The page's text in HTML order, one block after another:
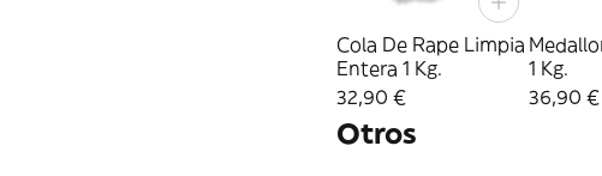
Cola De Rape Limpia
Entera 1 Kg.
32,90 €
1 Kg.
36,90 €
Otros